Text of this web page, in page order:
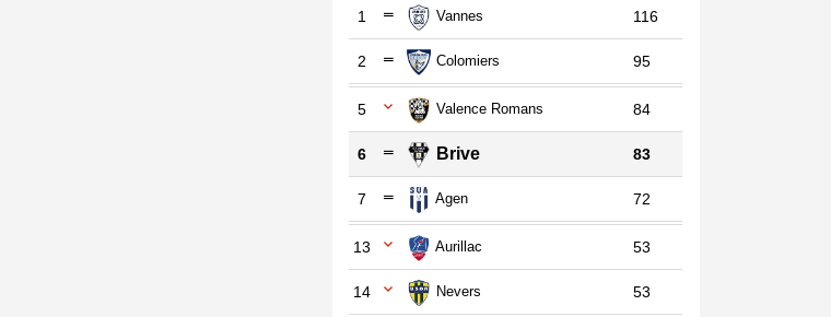
1 Vannes 116
2 Colomiers 95
5 Valence Romans 84
6 Brive 83
7 Agen 72
13 Aurillac 53
14 Nevers 53